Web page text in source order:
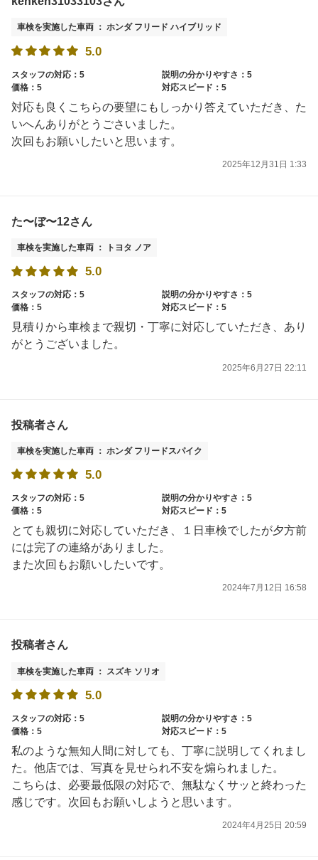
車検を実施した車両 ： ホンダ フリード ハイブリッド
5.0
スタッフの対応：5
説明の分かりやすさ：5
価格：5
対応スピード：5
対応も良くこちらの要望にもしっかり答えていただき、た
いへんありがとうごさいました。
次回もお願いしたいと思います。
2025年12月31日 1:33
た〜ぼ〜12さん
車検を実施した車両 ： トヨタ ノア
5.0
スタッフの対応：5
説明の分かりやすさ：5
価格：5
対応スピード：5
見積りから車検まで親切・丁寧に対応していただき、あり
がとうございました。
2025年6月27日 22:11
投稿者さん
車検を実施した車両 ： ホンダ フリードスパイク
5.0
スタッフの対応：5
説明の分かりやすさ：5
価格：5
対応スピード：5
とても親切に対応していただき、１日車検でしたが夕方前
には完了の連絡がありました。
また次回もお願いしたいです。
2024年7月12日 16:58
投稿者さん
車検を実施した車両 ： スズキ ソリオ
5.0
スタッフの対応：5
説明の分かりやすさ：5
価格：5
対応スピード：5
私のような無知人間に対しても、丁寧に説明してくれまし
た。他店では、写真を見せられ不安を煽られました。
こちらは、必要最低限の対応で、無駄なくサッと終わった
感じです。次回もお願いしようと思います。
2024年4月25日 20:59